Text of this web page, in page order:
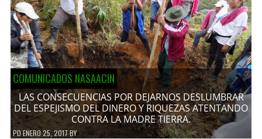
COMUNICADOS NASAACIN
LAS CONSECUENCIAS POR DEJARNOS DESLUMBRAR
DEL ESPEJISMO DEL DINERO Y RIQUEZAS ATENTANDO
CONTRA LA MADRE TIERRA.
PDENERO 25, 2017BY